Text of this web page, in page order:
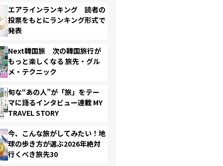
エアラインランキング 読者の
投票をもとにランキング形式で
発表
Next韓国旅 次の韓国旅行が
もっと楽しくなる 旅先・グル
メ・テクニック
旬な“あの人”が「旅」をテー
マに語るインタビュー連載 MY
TRAVEL STORY
今、こんな旅がしてみたい！地
球の歩き方が選ぶ2026年絶対
行くべき旅先30